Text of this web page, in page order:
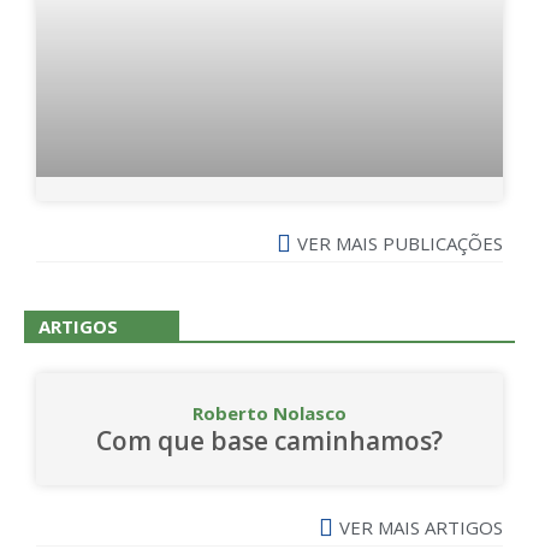
VER MAIS PUBLICAÇÕES
ARTIGOS
Roberto Nolasco
Com que base caminhamos?
VER MAIS ARTIGOS